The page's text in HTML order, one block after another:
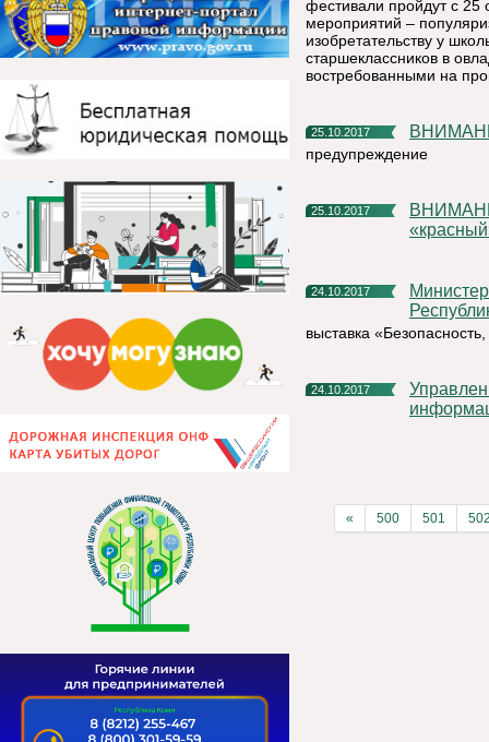
фестивали пройдут с 25
мероприятий –
изобретательству у
старшеклассников в
востребованными на
25.10.2017
предупреждение
25.10.2017
ВНИМАНИЕ!!! По тренировке Установлен критический
24.10.2017
Министерство труда, занятости и социальной защиты
выставка
24.10.2017
Управление Росреестра по Республике Коми: как получить
« 500 501